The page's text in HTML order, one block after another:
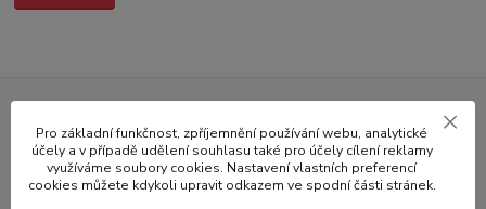
Novinky z našeho blogu
Pro základní funkčnost, zpříjemnění používání webu, analytické
účely a v případě udělení souhlasu také pro účely cílení reklamy
využíváme soubory cookies. Nastavení vlastních preferencí
cookies můžete kdykoli upravit odkazem ve spodní části stránek.